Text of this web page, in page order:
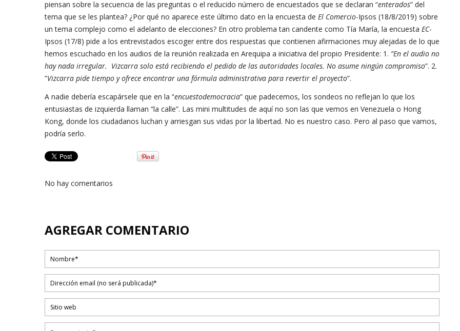
piensan sobre la secuencia de las preguntas o el reducido número de encuestados que se declaran “enterados” del
tema que se les plantea? ¿Por qué no aparece este último dato en la encuesta de El Comercio-Ipsos (18/8/2019) sobre
un tema complejo como el adelanto de elecciones? En otro problema tan candente como Tía María, la encuesta EC-
Ipsos (17/8) pide a los entrevistados escoger entre dos respuestas que contienen afirmaciones muy alejadas de lo que
hemos escuchado en los audios de la reunión realizada en Arequipa a iniciativa del propio Presidente: 1. “En el audio no
hay nada irregular. Vizcarra solo está recibiendo el pedido de las autoridades locales. No asume ningún compromiso”. 2.
”Vizcarra pide tiempo y ofrece encontrar una fórmula administrativa para revertir el proyecto”.
A nadie debería escapársele que en la “encuestodemocracia” que padecemos, los sondeos no reflejan lo que los
entusiastas de izquierda llaman “la calle”. Las mini multitudes de aquí no son las que vemos en Venezuela o Hong
Kong, donde los ciudadanos luchan y arriesgan sus vidas por la libertad. No es nuestro caso. Pero al paso que vamos,
podría serlo.
No hay comentarios
AGREGAR COMENTARIO